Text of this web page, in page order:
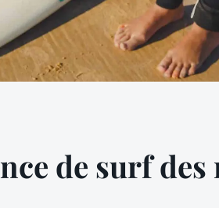
de surf des